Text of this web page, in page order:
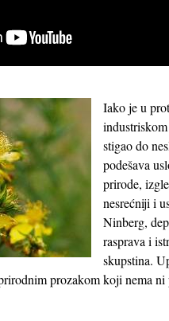
Iako je u
stigao do
podešava
prirode,
nesrećniji i
Ninberg,
rasprava i
skupstina.
prozakom koji nema